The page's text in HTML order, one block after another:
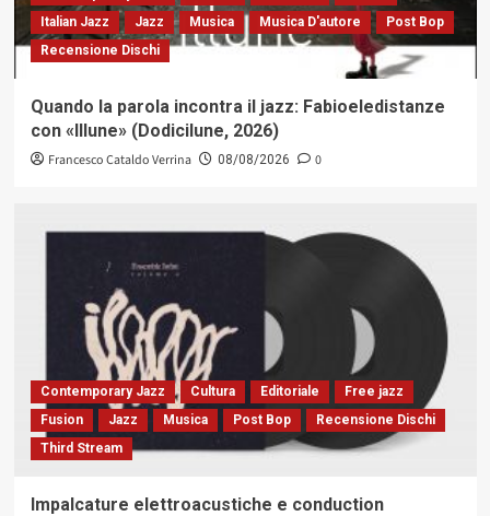
Italian Jazz
Jazz Musica Musica D'autore
Post Bop
Recensione Dischi
Quando la parola incontra il jazz: Fabioeledistanze
con «Illune» (Dodicilune, 2026)
Francesco Cataldo Verrina 08/08/2026 0
Contemporary Jazz Cultura Editoriale
Free jazz
Fusion
Jazz Musica Post Bop
Recensione Dischi
Third Stream
Impalcature elettroacustiche e conduction